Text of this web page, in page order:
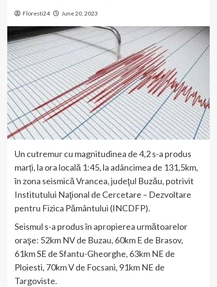
Floresti24 June 20, 2023
Un cutremur cu magnitudinea de 4,2 s-a produs
marți, la ora locală 1:45, la adâncimea de 131,5km,
în zona seismică Vrancea, judeţul Buzău, potrivit
Institutului Naţional de Cercetare – Dezvoltare
pentru Fizica Pământului (INCDFP).
Seismul s-a produs în apropierea următoarelor
oraşe: 52km NV de Buzau, 60km E de Brasov,
61km SE de Sfantu-Gheorghe, 63km NE de
Ploiesti, 70km V de Focsani, 91km NE de
Targoviste.